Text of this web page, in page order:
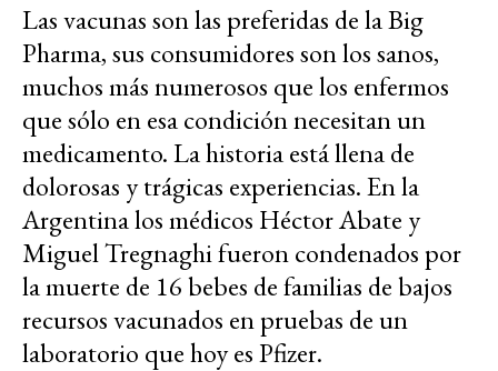
Las vacunas son las preferidas de la Big
Pharma, sus consumidores son los sanos,
muchos más numerosos que los enfermos
que sólo en esa condición necesitan un
medicamento. La historia está llena de
dolorosas y trágicas experiencias. En la
Argentina los médicos Héctor Abate y
Miguel Tregnaghi fueron condenados por
la muerte de 16 bebes de familias de bajos
recursos vacunados en pruebas de un
laboratorio que hoy es Pfizer.